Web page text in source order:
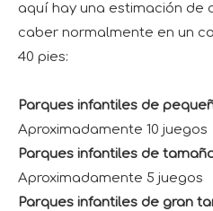
aquí hay una estimación de
caber normalmente en un
40 pies:
Parques infantiles de
Aproximadamente 10 juegos
Parques infantiles de
Aproximadamente 5 juegos
Parques infantiles de gran